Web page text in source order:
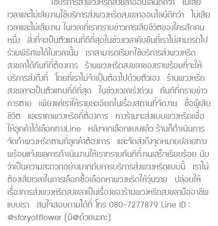
เวลาและไม่เสียงานใช้บริการส่งพวงหรีดสงขลาออนไลน์ดีกว่า ไม่เสีย
เวลาและไม่เสียงาน ในเวลาที่เราทราบข่าวการเสียชีวิตของใครสักคน
หนึ่ง สิ่งที่จะเป็นตัวแทนที่ดีที่สุดในช่วงเวลาคับขันที่เราไม่สามารถไป
ร่วมพิธีศพได้ในเวลานั้น เราสามารถเรียกใช้บริการส่งพวงหรีด
สงขลาได้ทันทีที่ต้องการ ร้านพวงหรีดสงขลาของเราพร้อมที่จะให้
บริการส่งถึงที่ โดยที่เราไม่จำเป็นต้องไปด้วยตัวเอง ร้านพวงหรีด
สงขลาจะเป็นตัวแทนที่ดีที่สุด ในช่วงเวลาเร่งด่วน ทันทีที่ทราบข่าว
การตาย เพียงแค่เราให้รายละเอียดในเรื่องสถานที่จัดงาน ชื่อผู้เสีย
ชีวิต และราคาพวงหรีดที่ต้องการ ทางร้านจะส่งแบบพวงหรีดเพื่อ
ให้ลูกค้าได้เลือกทางLine หลังจากเลือกแบบแล้ว ร้านก็ดำเนินการ
จัดทำพวงหรีดตามที่ลูกค้าต้องการ และจัดส่งถึงจุดหมายปลายทาง
พร้อมแจ้งผลการดำเนินงานให้เราทราบทันทีที่งานเสร็จเรียบร้อย นับ
ว่าเป็นความสะดวกอย่างมากกับการบริการส่งพวงหรีดแบบนี้ เราไม่
ต้องเสียเวลาในการเลือกซื้อเลือกหาพวงหรีดให้วุ่นวาย ปล่อยให้
เรื่องการส่งพวงหรีดสงขลาเป็นเรื่องของร้านพวงหรีดสงขลามืออาชีพ
แบบเรา สนใจสอบถามได้ที่ โทร 080-7277879 Line ID :
@storyofflower (มี@ด้วยนะคะ)